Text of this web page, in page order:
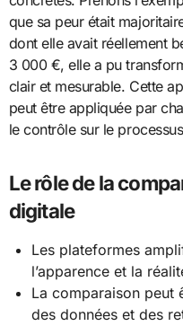
que sa peur était
dont elle avait réellement
3 000 €, elle a pu
clair et mesurable. Cette
peut être appliquée par
le contrôle sur le
Le rôle de la
digitale
Les plateformes
l’apparence et la
La comparaison peut
des données et des